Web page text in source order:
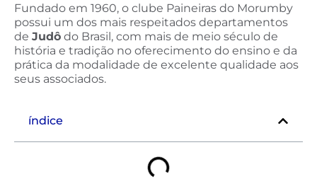
Fundado em 1960, o clube Paineiras do Morumby
possui um dos mais respeitados departamentos
de Judô do Brasil, com mais de meio século de
história e tradição no oferecimento do ensino e da
prática da modalidade de excelente qualidade aos
seus associados.
índice